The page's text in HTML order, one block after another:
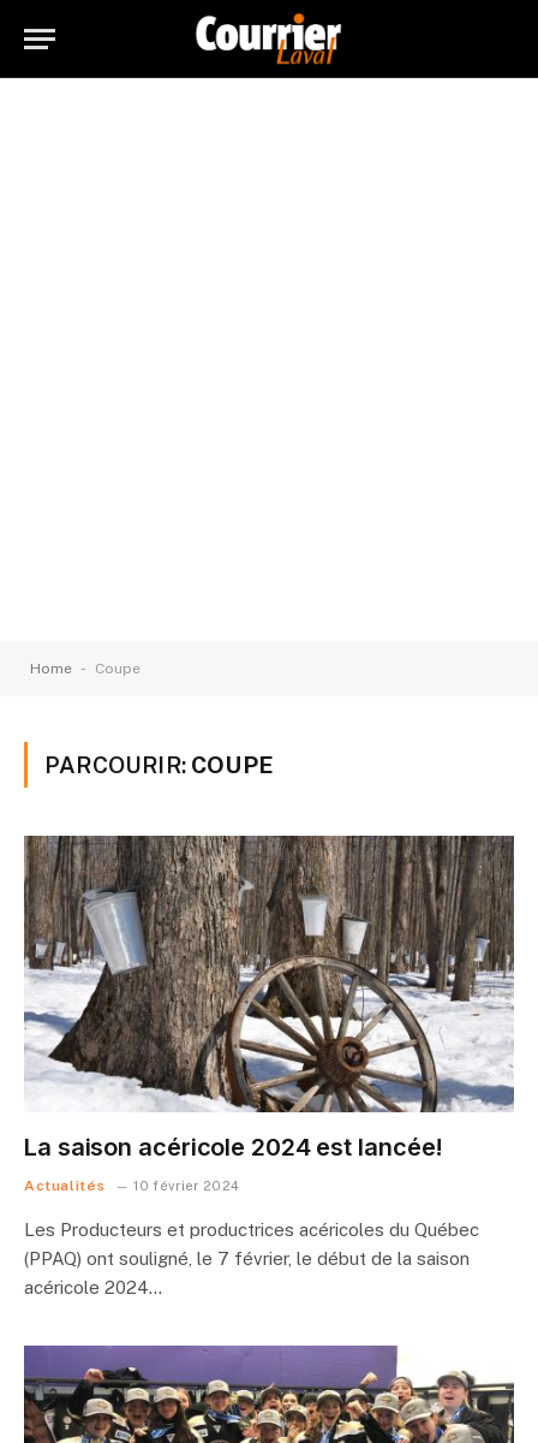
Home - Coupe
PARCOURIR: COUPE
La saison acéricole 2024 est lancée!
Actualités 10 février 2024
Les Producteurs et productrices acéricoles du Québec
(PPAQ) ont souligné, le 7 février, le début de la saison
acéricole 2024…